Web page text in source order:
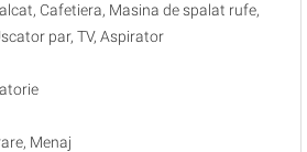
Cafetiera, Masina de spalat rufe,
par, TV, Aspirator
Menaj